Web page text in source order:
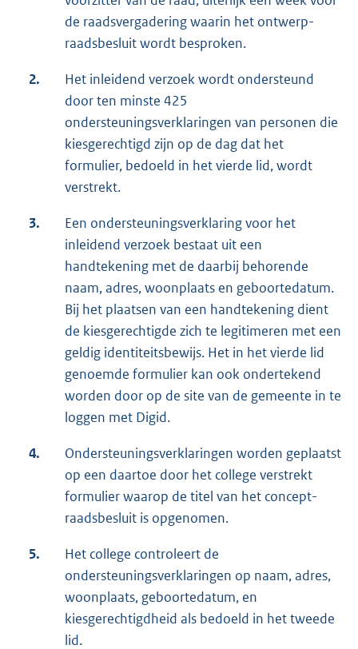
de raadsvergadering waarin het ontwerp-
raadsbesluit wordt besproken.
2.
Het inleidend verzoek wordt ondersteund
door ten minste 425
ondersteuningsverklaringen van personen die
kiesgerechtigd zijn op de dag dat het
formulier, bedoeld in het vierde lid, wordt
verstrekt.
3.
Een ondersteuningsverklaring voor het
inleidend verzoek bestaat uit een
handtekening met de daarbij behorende
naam, adres, woonplaats en geboortedatum.
Bij het plaatsen van een handtekening dient
de kiesgerechtigde zich te legitimeren met een
geldig identiteitsbewijs. Het in het vierde lid
genoemde formulier kan ook ondertekend
worden door op de site van de gemeente in te
loggen met Digid.
4.
Ondersteuningsverklaringen worden geplaatst
op een daartoe door het college verstrekt
formulier waarop de titel van het concept-
raadsbesluit is opgenomen.
5.
Het college controleert de
ondersteuningsverklaringen op naam, adres,
woonplaats, geboortedatum, en
kiesgerechtigdheid als bedoeld in het tweede
lid.